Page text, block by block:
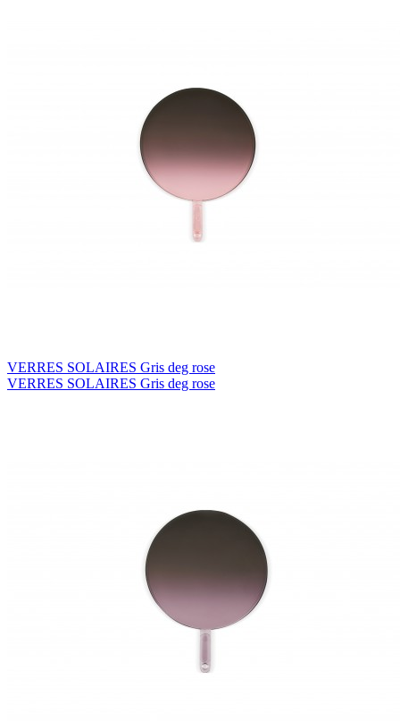
VERRES SOLAIRES Gris deg rose
VERRES SOLAIRES Gris deg rose